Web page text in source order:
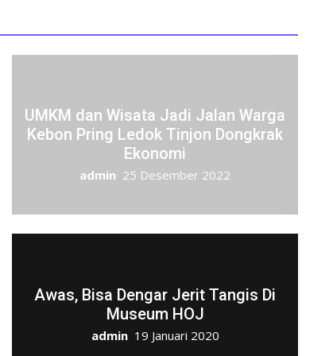
UMKM dan Wisata Jadi Jalan Warga
Kebon Pring Ledok Tinjon Dongkrak
Ekonomi
admin 25 Desember 2022
Awas, Bisa Dengar Jerit Tangis Di
Museum HOJ
admin 19 Januari 2020